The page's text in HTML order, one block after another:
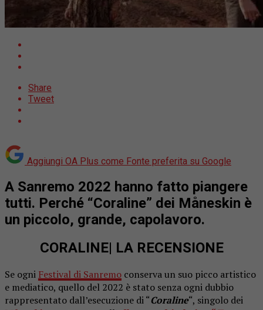
Share
Tweet
Aggiungi OA Plus come Fonte preferita su Google
A Sanremo 2022 hanno fatto piangere
tutti. Perché “Coraline” dei Måneskin è
un piccolo, grande, capolavoro.
CORALINE| LA RECENSIONE
Se ogni Festival di Sanremo conserva un suo picco artistico
e mediatico, quello del 2022 è stato senza ogni dubbio
rappresentato dall’esecuzione di “Coraline“, singolo dei